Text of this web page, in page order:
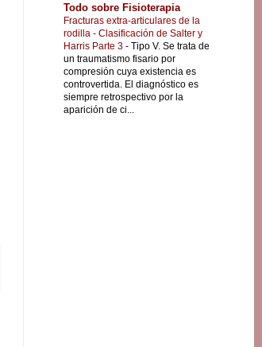
Todo sobre Fisioterapia
Fracturas extra-articulares de la
rodilla - Clasificación de Salter y
Harris Parte 3 - Tipo V. Se trata de
un traumatismo fisario por
compresión cuya existencia es
controvertida. El diagnóstico es
siempre retrospectivo por la
aparición de ci...